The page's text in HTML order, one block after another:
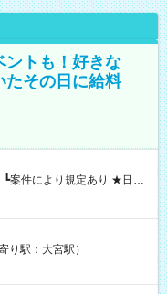
ントも！好きな
その日に給料
に現金GET♪ お仕事後はコ
試用期間】試
り駅：大宮駅）